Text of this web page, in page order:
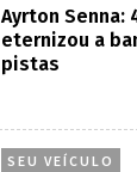
Ayrton Senna:
eternizou a
pistas
SEU VEÍCULO